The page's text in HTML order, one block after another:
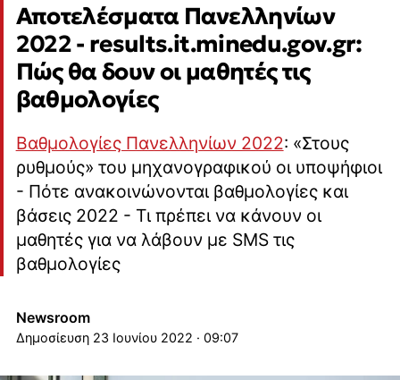
Αποτελέσματα Πανελληνίων
2022 - results.it.minedu.gov.gr:
Πώς θα δουν οι μαθητές τις
βαθμολογίες
Βαθμολογίες Πανελληνίων 2022: «Στους
ρυθμούς» του μηχανογραφικού οι υποψήφιοι
- Πότε ανακοινώνονται βαθμολογίες και
βάσεις 2022 - Τι πρέπει να κάνουν οι
μαθητές για να λάβουν με SMS τις
βαθμολογίες
Newsroom
23 Ιουνίου 2022 · 09:07